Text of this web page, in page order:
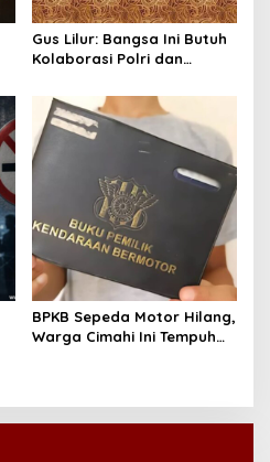
Gus Lilur: Bangsa Ini Butuh
Kolaborasi Polri dan
Kekuatan
BPKB Sepeda Motor Hilang,
Warga Cimahi Ini Tempuh